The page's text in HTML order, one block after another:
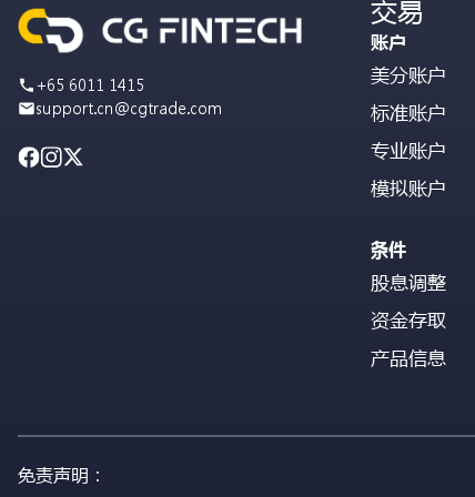
+65 6011 1415
support.cn@cgtrade.com
交易
账户
美分账户
标准账户
专业账户
模拟账户
条件
股息调整
资金存取
产品信息
免责声明：